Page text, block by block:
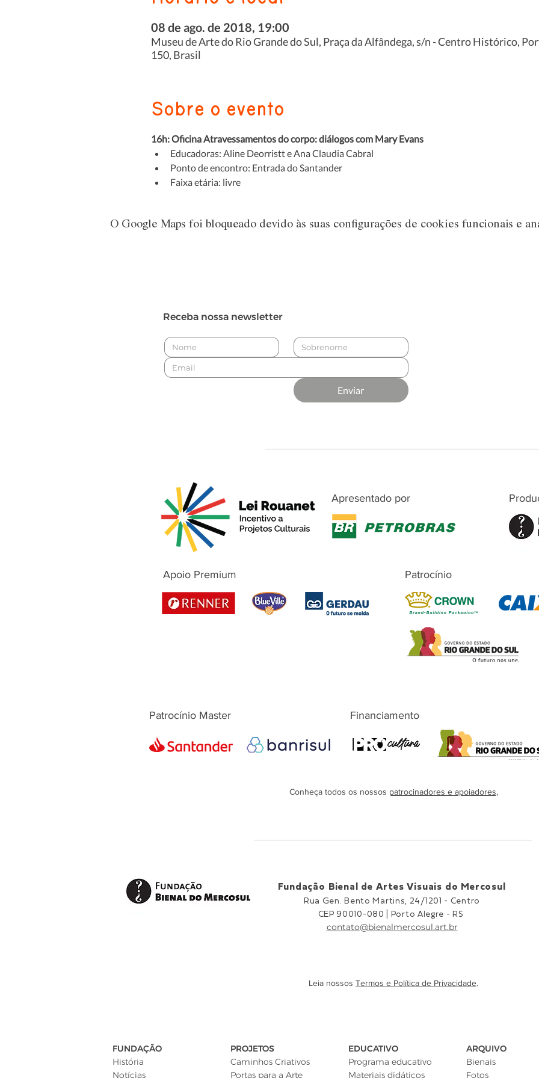
08 de ago. de 2018, 19:00
Museu de Arte do Rio Grande do Sul, Praça da Alfândega, s/n - Centro Histórico,
150, Brasil
Sobre o evento
16h: Oficina Atravessamentos do corpo: diálogos com Mary Evans
Educadoras: Aline Deorristt e Ana Claudia Cabral
Ponto de encontro: Entrada do Santander
Faixa etária: livre
O Google Maps foi bloqueado devido às suas configurações de cookies funcionais e
Receba nossa newsletter
Enviar
Apresentado por
Apoio Premium Patrocínio
Patrocínio Master Financiamento
Conheça todos os nossos patrocinadores e apoiadores,
Fundação Bienal de Artes Visuais do Mercosul
Rua Gen. Bento Martins, 24/1201 - Centro
CEP 90010-080 |
Porto Alegre - RS
contato@bienalmercosul.art.br
Leia nossos Termos e Política de Privacidade.
FUNDAÇÃO
História
Notícias
PROJETOS
Caminhos Criativos
Portas para a Arte
EDUCATIVO
Programa educativo
Materiais didáticos
ARQUIVO
Bienais
Fotos